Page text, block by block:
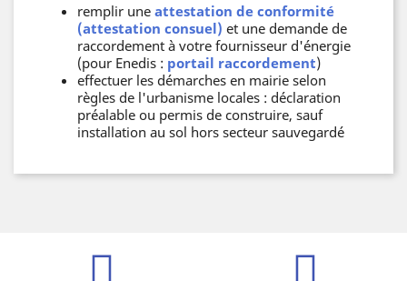
remplir une attestation de conformité
(attestation consuel) et une demande de
raccordement à votre fournisseur d'énergie
(pour Enedis : portail raccordement)
effectuer les démarches en mairie selon
règles de l'urbanisme locales : déclaration
préalable ou permis de construire, sauf
installation au sol hors secteur sauvegardé